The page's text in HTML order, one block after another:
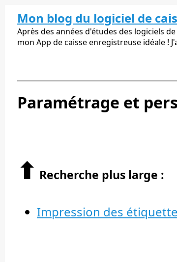
Mon blog du logiciel de
Après des années d'études des logiciels
mon App de caisse enregistreuse idéale !
Paramétrage et
⬆︎ Recherche plus large :
Impression des